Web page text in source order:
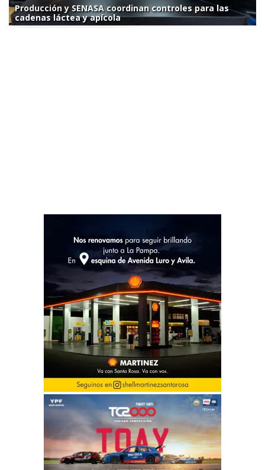
Producción y SENASA coordinan controles para las
cadenas láctea y apícola